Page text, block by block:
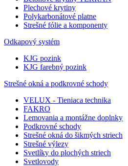
Plechové krytiny
Polykarbonátové platne
Strešné fólie a komponenty
Odkapový systém
KJG pozink
KJG farebný pozink
Strešné okná a podkrovné schody
VELUX - Tieniaca technika
FAKRO
Lemovania a montážne doplnky
Podkrovné schody
Strešné okná do šikmých striech
Strešné výlezy
Svetlíky do plochých striech
Svetlovody